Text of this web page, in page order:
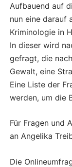
Aufbauend auf
nun eine darauf
Kriminologie in
In dieser wird
gefragt, die
Gewalt, eine
Eine Liste der
werden, um die
Für Fragen und
an Angelika
Die